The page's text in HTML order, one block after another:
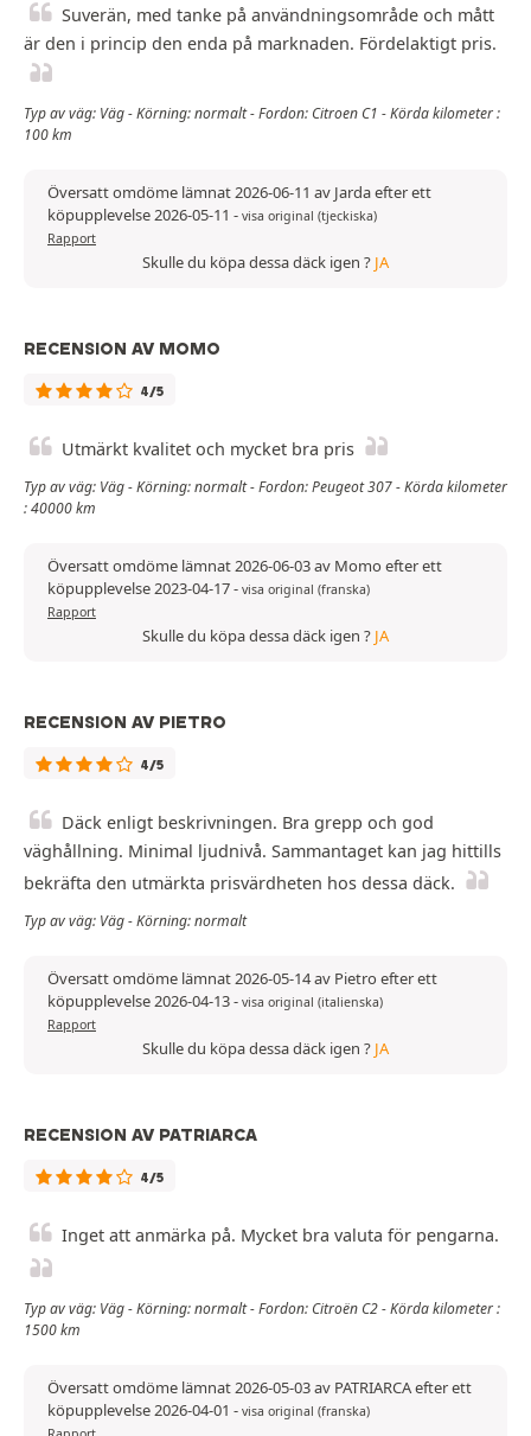
Suverän, med tanke på användningsområde och mått
är den i princip den enda på marknaden. Fördelaktigt pris.
Typ av väg: Väg - Körning: normalt - Fordon: Citroen C1 - Körda kilometer :
100 km
Översatt omdöme lämnat 2026-06-11 av Jarda efter ett
köpupplevelse 2026-05-11 - visa original (tjeckiska)
Rapport
Skulle du köpa dessa däck igen ? JA
RECENSION AV MOMO
4/5
Utmärkt kvalitet och mycket bra pris
Typ av väg: Väg - Körning: normalt - Fordon: Peugeot 307 - Körda kilometer
: 40000 km
Översatt omdöme lämnat 2026-06-03 av Momo efter ett
köpupplevelse 2023-04-17- visa original (franska)
Rapport
Skulle du köpa dessa däck igen ? JA
RECENSION AV PIETRO
4/5
Däck enligt beskrivningen. Bra grepp och god
väghållning. Minimal ljudnivå. Sammantaget kan jag hittills
bekräfta den utmärkta prisvärdheten hos dessa däck.
Typ av väg: Väg - Körning: normalt
Översatt omdöme lämnat 2026-05-14 av Pietro efter ett
köpupplevelse 2026-04-13- visa original (italienska)
Rapport
Skulle du köpa dessa däck igen ? JA
RECENSION AV PATRIARCA
4/5
Inget att anmärka på. Mycket bra valuta för pengarna.
Typ av väg: Väg - Körning: normalt - Fordon: Citroën C2 - Körda kilometer :
1500 km
Översatt omdöme lämnat 2026-05-03 av PATRIARCA efter ett
köpupplevelse 2026-04-01 - visa original (franska)